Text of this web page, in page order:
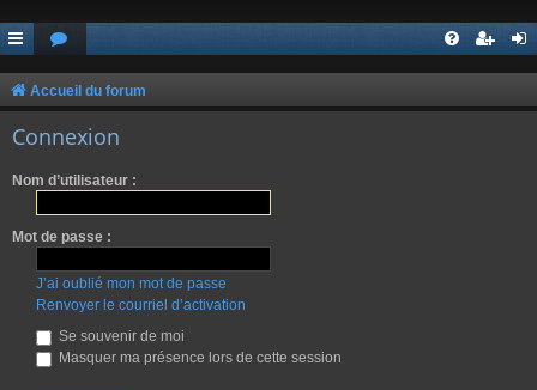
Accueil du forum
Connexion
Nom d’utilisateur :
Mot de passe :
J’ai oublié mon mot de passe
Renvoyer le courriel d’activation
Se souvenir de moi
Masquer ma présence lors de cette session